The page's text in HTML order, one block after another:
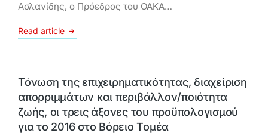
Ασλανίδης, ο Πρόεδρος του ΟΑΚΑ…
Read article
Τόνωση της επιχειρηματικότητας, διαχείριση
απορριμμάτων και περιβάλλον/ποιότητα
ζωής, οι τρεις άξονες του προϋπολογισμού
για το 2016 στο Βόρειο Τομέα